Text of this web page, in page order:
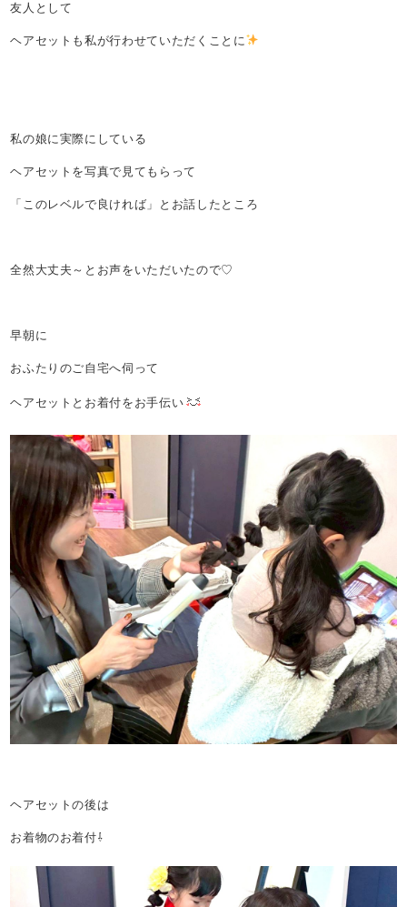
友人として
ヘアセットも私が行わせていただくことに
私の娘に実際にしている
ヘアセットを写真で見てもらって
「このレベルで良ければ」とお話したところ
全然大丈夫～とお声をいただいたので♡
早朝に
おふたりのご自宅へ伺って
ヘアセットとお着付をお手伝い
ヘアセットの後は
お着物のお着付⇩